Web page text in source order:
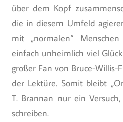
über dem Kopf
die in diesem Umfeld
mit „normalen“
einfach unheimlich viel
großer Fan von Bruce-Willis-
der Lektüre. Somit bleibt
T. Brannan nur ein
schreiben.